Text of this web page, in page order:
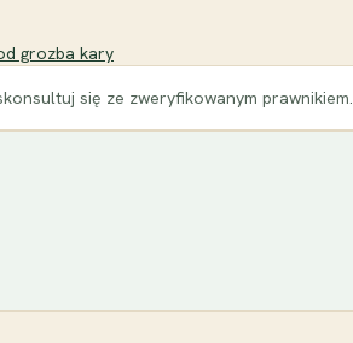
grozba kary
się ze zweryfikowanym prawnikiem.